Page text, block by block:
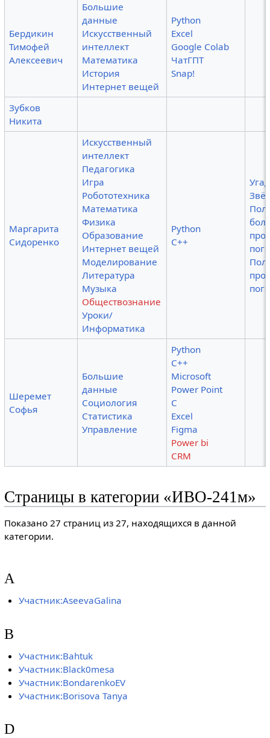
Бердикин
Тимофей
Алексеевич
Большие
данные
Искусственный
интеллект
Математика
История
Интернет вещей
Python
Excel
Google Colab
ЧатГПТ
Snap!
Зубков
Никита
Маргарита
Сидоренко
Искусственный
интеллект
Педагогика
Игра
Робототехника
Математика
Физика
Образование
Интернет вещей
Моделирование
Литература
Музыка
Обществознание
Уроки/
Информатика
Python
C++
Шеремет
Софья
Большие
данные
Социология
Статистика
Управление
Python
C++
Microsoft
Power Point
C
Excel
Figma
Power bi
CRM
Страницы в категории «ИВО-241м»
Показано 27 страниц из 27, находящихся в данной
категории.
A
Участник:AseevaGalina
B
Участник:Bahtuk
Участник:Black0mesa
Участник:BondarenkoEV
Участник:Borisova Tanya
D